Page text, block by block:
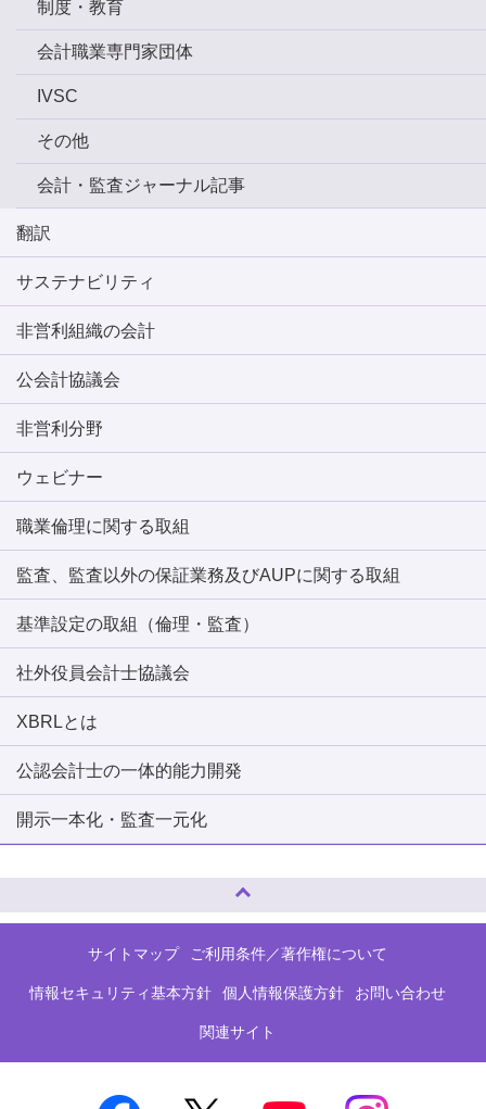
制度・教育
会計職業専門家団体
IVSC
その他
会計・監査ジャーナル記事
翻訳
サステナビリティ
非営利組織の会計
公会計協議会
非営利分野
ウェビナー
職業倫理に関する取組
監査、監査以外の保証業務及びAUPに関する取組
基準設定の取組（倫理・監査）
社外役員会計士協議会
XBRLとは
公認会計士の一体的能力開発
開示一本化・監査一元化
サイトマップ ご利用条件／著作権について
情報セキュリティ基本方針 個人情報保護方針 お問い合わせ
関連サイト